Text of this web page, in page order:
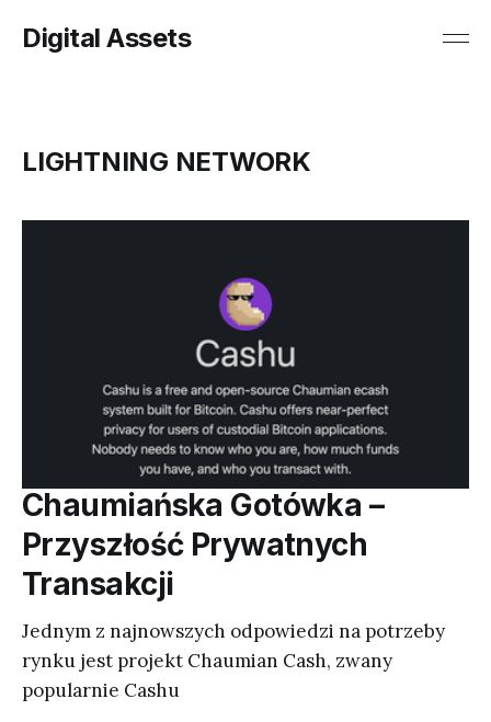
Digital Assets
LIGHTNING NETWORK
Chaumiańska Gotówka –
Przyszłość Prywatnych
Transakcji
Jednym z najnowszych odpowiedzi na potrzeby
rynku jest projekt Chaumian Cash, zwany
popularnie Cashu